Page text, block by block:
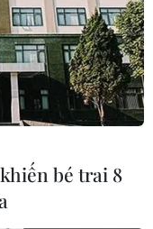
bé trai 8